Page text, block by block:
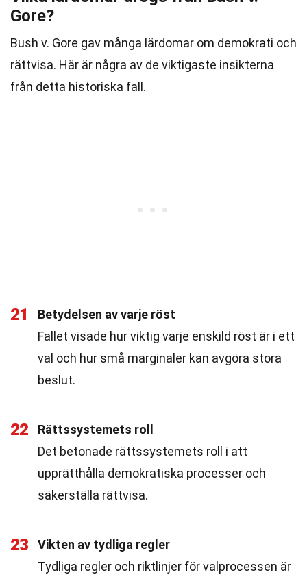
Gore?
Bush v. Gore gav många lärdomar om demokrati och
rättvisa. Här är några av de viktigaste insikterna
från detta historiska fall.
21
Betydelsen av varje röst
Fallet visade hur viktig varje enskild röst är i ett
val och hur små marginaler kan avgöra stora
beslut.
22
Rättssystemets roll
Det betonade rättssystemets roll i att
upprätthålla demokratiska processer och
säkerställa rättvisa.
23
Vikten av tydliga regler
Tydliga regler och riktlinjer för valprocessen är